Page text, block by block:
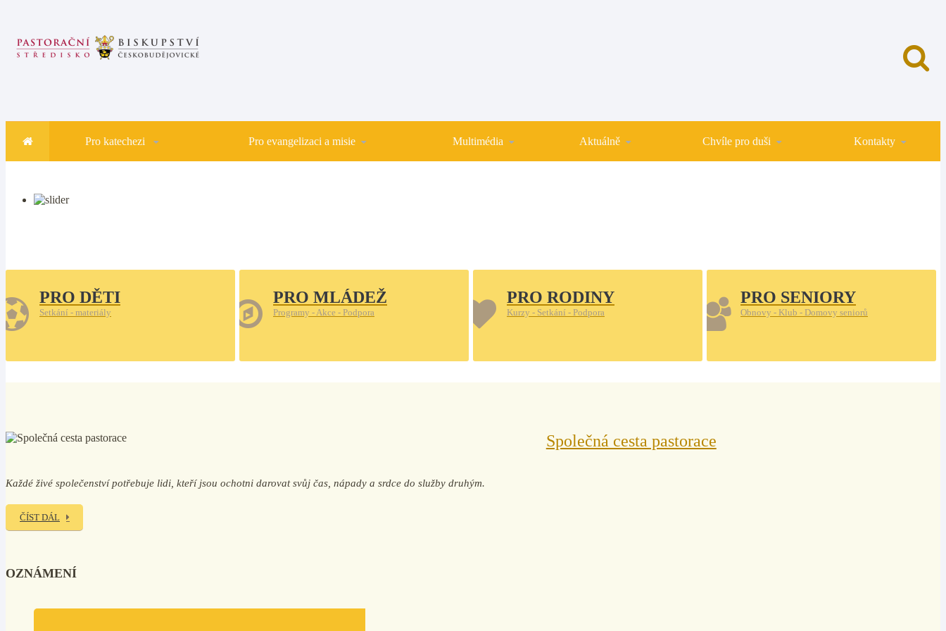
Pro katechezi Pro evangelizaci a misie Multimédia Aktuálně Chvíle pro duši Kontakty
PRO DĚTI
Setkání - materiály
PRO MLÁDEŽ
Programy - Akce - Podpora
PRO RODINY
Kurzy - Setkání - Podpora
PRO SENIORY
Obnovy - Klub - Domovy seniorů
Společná cesta pastorace
Každé živé společenství potřebuje lidi, kteří jsou ochotni darovat svůj čas, nápady a srdce do služby druhým.
ČÍST DÁL
OZNÁMENÍ